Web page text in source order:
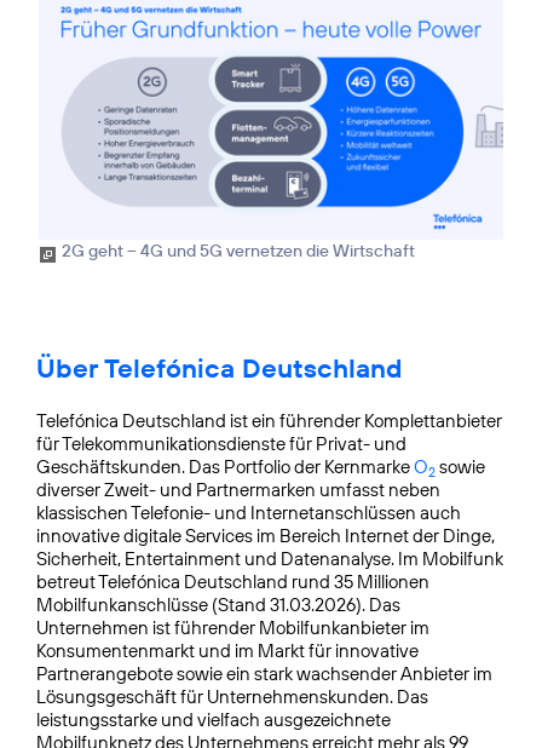
2G geht – 4G und 5G vernetzen die Wirtschaft
Über Telefónica Deutschland
Telefónica Deutschland ist ein führender Komplettanbieter
für Telekommunikationsdienste für Privat- und
Geschäftskunden. Das Portfolio der KernmarkeO2 sowie
diverser Zweit- und Partnermarken umfasst neben
klassischen Telefonie- und Internetanschlüssen auch
innovative digitale Services im Bereich Internet der Dinge,
Sicherheit, Entertainment und Datenanalyse. Im Mobilfunk
betreut Telefónica Deutschland rund 35 Millionen
Mobilfunkanschlüsse (Stand 31.03.2026). Das
Unternehmen ist führender Mobilfunkanbieter im
Konsumentenmarkt und im Markt für innovative
Partnerangebote sowie ein stark wachsender Anbieter im
Lösungsgeschäft für Unternehmens­kunden. Das
leistungsstarke und vielfach ausgezeichnete
Mobilfunknetz des Unternehmens erreicht mehr als 99